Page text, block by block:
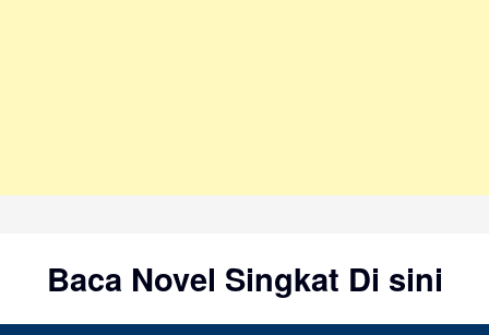
contentBaca Novel Singkat Di sini